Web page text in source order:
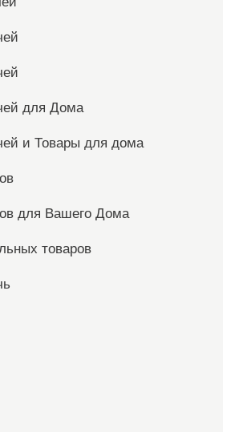
для Дома
и Товары для дома
для Вашего Дома
товаров